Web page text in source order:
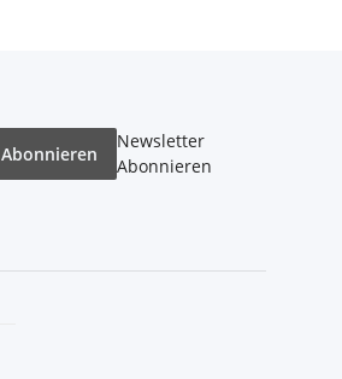
Abonnieren
Newsletter
Abonnieren